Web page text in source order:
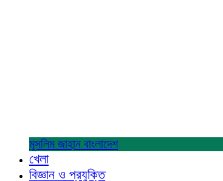
মুসলিম জাহান বাংলাদেশ
খেলা
বিজ্ঞান ও প্রযুক্তি